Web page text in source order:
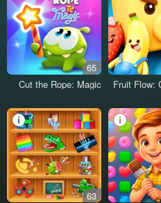
Fruit Flow:
65
Cut the Rope: Magic
63